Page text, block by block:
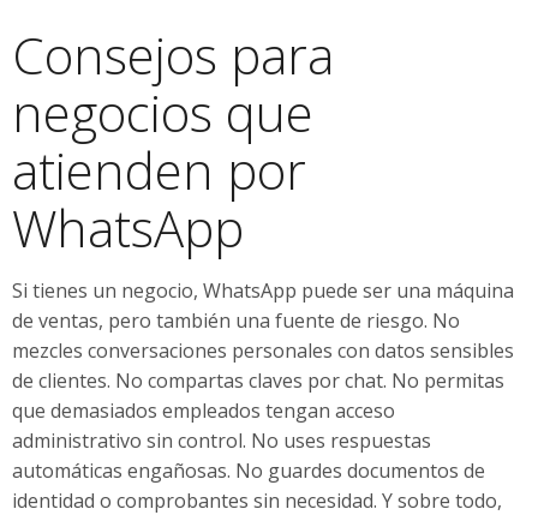
Consejos para
negocios que
atienden por
WhatsApp
Si tienes un negocio, WhatsApp puede ser una máquina
de ventas, pero también una fuente de riesgo. No
mezcles conversaciones personales con datos sensibles
de clientes. No compartas claves por chat. No permitas
que demasiados empleados tengan acceso
administrativo sin control. No uses respuestas
automáticas engañosas. No guardes documentos de
identidad o comprobantes sin necesidad. Y sobre todo,